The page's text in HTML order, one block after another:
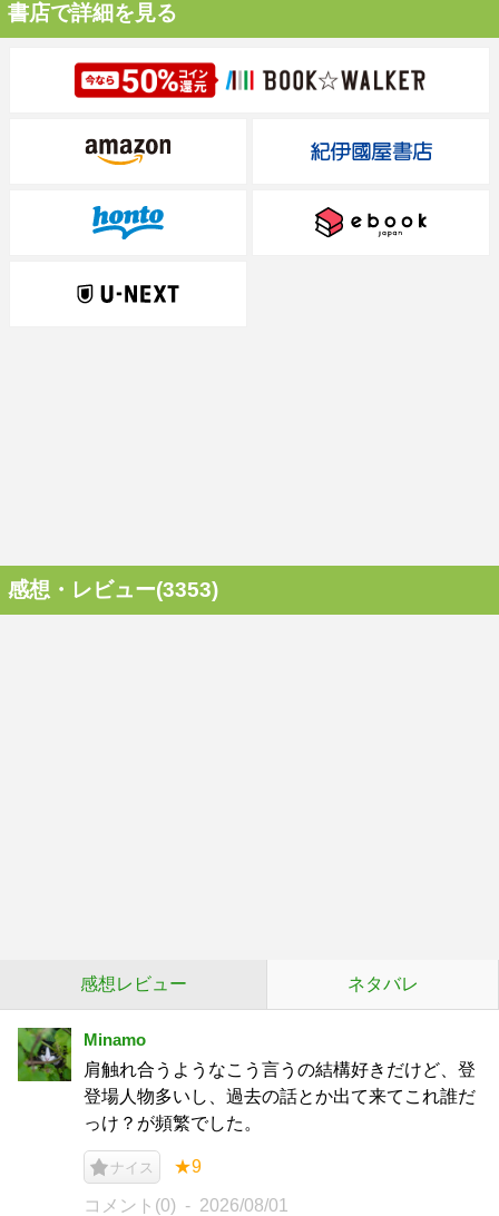
書店で詳細を見る
感想・レビュー(3353)
感想レビュー ネタバレ
Minamo
肩触れ合うようなこう言うの結構好きだけど、登
登場人物多いし、過去の話とか出て来てこれ誰だ
っけ？が頻繁でした。
ナイス ★9
コメント(0) 2026/08/01